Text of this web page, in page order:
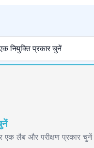
नियुक्ति प्रकार चुनें
लैब और परीक्षण प्रकार चुनें